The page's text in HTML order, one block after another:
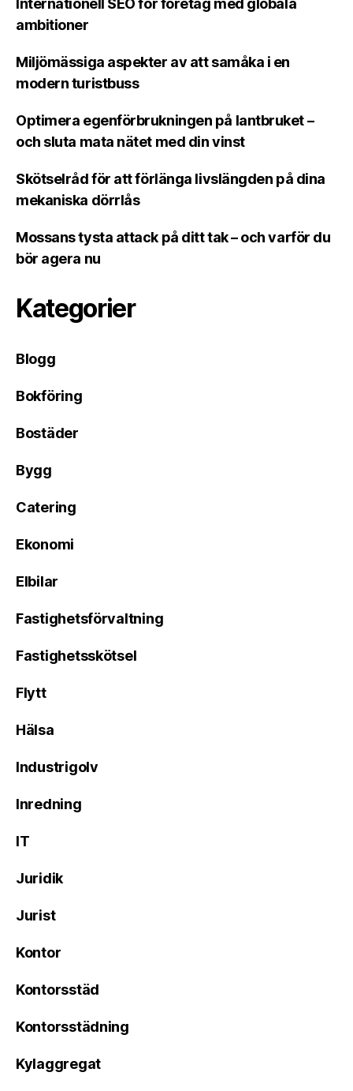
Internationell SEO för företag med globala
ambitioner
Miljömässiga aspekter av att samåka i en
modern turistbuss
Optimera egenförbrukningen på lantbruket –
och sluta mata nätet med din vinst
Skötselråd för att förlänga livslängden på dina
mekaniska dörrlås
Mossans tysta attack på ditt tak – och varför du
bör agera nu
Kategorier
Blogg
Bokföring
Bostäder
Bygg
Catering
Ekonomi
Elbilar
Fastighetsförvaltning
Fastighetsskötsel
Flytt
Hälsa
Industrigolv
Inredning
IT
Juridik
Jurist
Kontor
Kontorsstäd
Kontorsstädning
Kylaggregat